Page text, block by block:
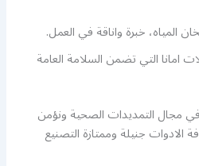
المياه، خبرة واناقة في العمل.
امانا التي تضمن السلامة العامة
التمديدات الصحية ونؤمن
جنيلة وممتازة التصنيع